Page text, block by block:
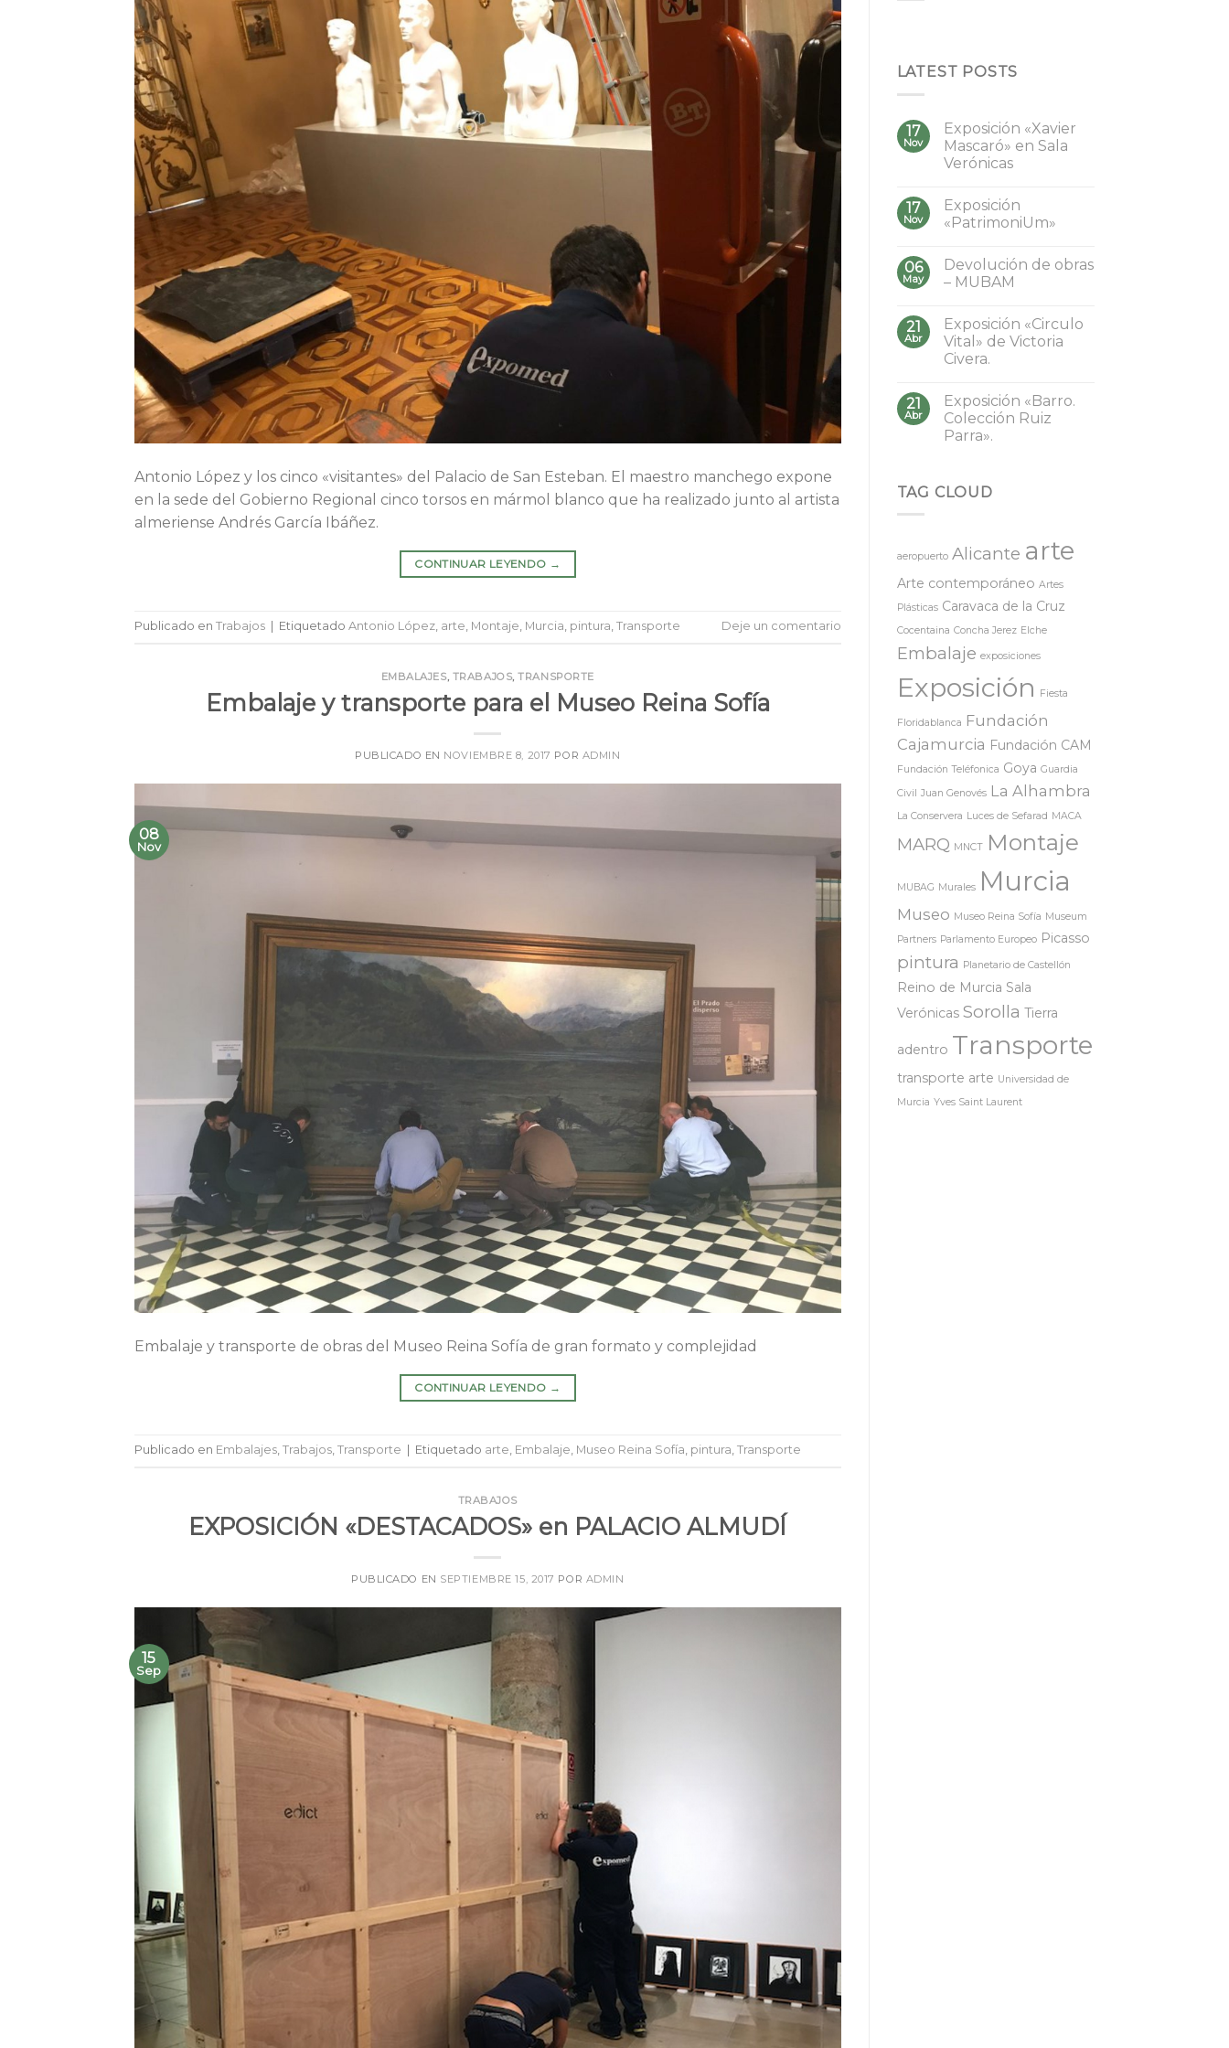
Antonio López y los cinco «visitantes» del Palacio de San Esteban. El maestro manchego expone
en la sede del Gobierno Regional cinco torsos en mármol blanco que ha realizado junto al artista
almeriense Andrés García Ibáñez.
CONTINUAR LEYENDO →
Publicado en Trabajos Etiquetado Antonio López, arte, Montaje, Murcia, pintura, Transporte Deje un comentario
EMBALAJES, TRABAJOS,TRANSPORTE
Embalaje y transporte para el Museo Reina Sofía
PUBLICADO EN NOVIEMBRE 8, 2017 POR ADMIN
08
Nov
Embalaje y transporte de obras del Museo Reina Sofía de gran formato y complejidad
CONTINUAR LEYENDO →
Publicado en Embalajes, Trabajos, Transporte Etiquetado arte, Embalaje, Museo Reina Sofía, pintura, Transporte
TRABAJOS
EXPOSICIÓN «DESTACADOS» en PALACIO ALMUDÍ
PUBLICADO EN SEPTIEMBRE 15, 2017 POR ADMIN
15
Sep
LATEST POSTS
17
Nov
Exposición «Xavier
Mascaró» en Sala
Verónicas
17
Nov
Exposición
«PatrimoniUm»
06
May
Devolución de obras
– MUBAM
21
Abr
Exposición «Circulo
Vital» de Victoria
Civera.
21
Abr
Exposición «Barro.
Colección Ruiz
Parra».
TAG CLOUD
aeropuerto Alicante arte
Arte contemporáneo Artes
Plásticas Caravaca de la Cruz
Cocentaina Concha Jerez Elche
Embalaje exposiciones
Exposición Fiesta
Floridablanca Fundación
Cajamurcia Fundación CAM
Fundación Teléfonica Goya Guardia
Civil
Juan Genovés La Alhambra
La Conservera Luces de Sefarad MACA
MARQ MNCT Montaje
MUBAG Murales Murcia
Museo Museo Reina Sofía Museum
Partners Parlamento Europeo Picasso
pintura Planetario de Castellón
Reino de Murcia Sala
Verónicas Sorolla Tierra
adentro Transporte
transporte arte Universidad de
Murcia Yves Saint Laurent